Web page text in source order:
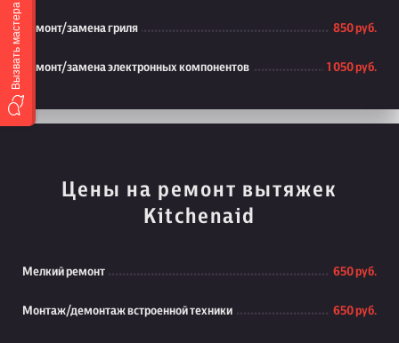
Ремонт/замена гриля 850 руб.
Ремонт/замена электронных компонентов 1 050 руб.
Цены на ремонт вытяжек
Kitchenaid
Мелкий ремонт 650 руб.
Монтаж/демонтаж встроенной техники 650 руб.
Вызвать мастера